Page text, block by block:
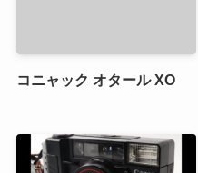
コニャック オタール XO